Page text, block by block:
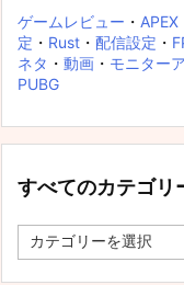
ゲームレビュー ・ APEX
定 ・ Rust ・ 配信設定 ・
ネタ ・ 動画 ・ モニター
PUBG
すべてのカテゴリ
べ